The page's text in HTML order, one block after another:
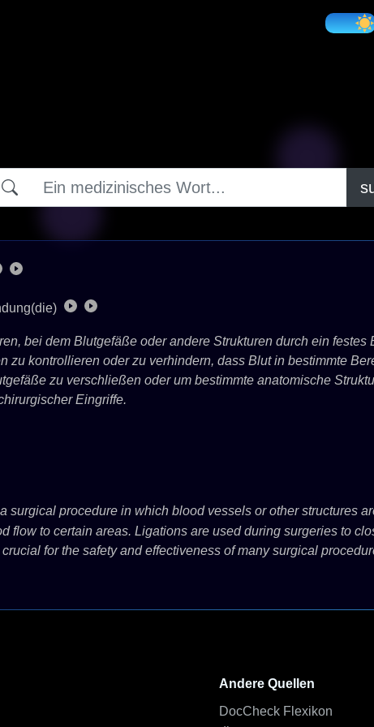
bei dem Blutgefäße oder andere Strukturen durch ein
zu kontrollieren oder zu verhindern, dass Blut in bestimmte
zu verschließen oder um bestimmte anatomische
Eingriffe.
surgical procedure in which blood vessels or other structures
flow to certain areas. Ligations are used during surgeries to
for the safety and effectiveness of many surgical
Andere Quellen
DocCheck Flexikon